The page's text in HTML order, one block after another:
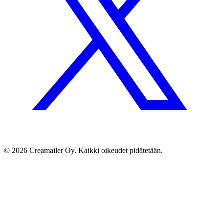
© 2026 Creamailer Oy. Kaikki oikeudet pidätetään.